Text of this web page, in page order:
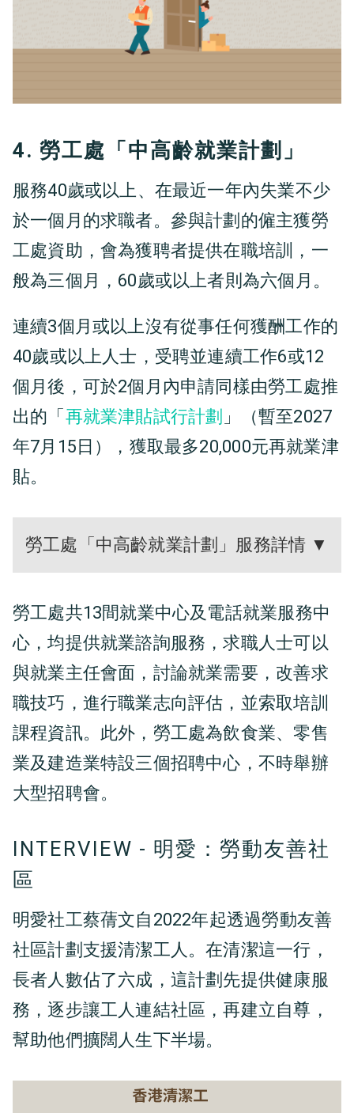
4. 勞工處「中高齡就業計劃」
服務40歲或以上、在最近一年內失業不少
於一個月的求職者。參與計劃的僱主獲勞
工處資助，會為獲聘者提供在職培訓，一
般為三個月，60歲或以上者則為六個月。
連續3個月或以上沒有從事任何獲酬工作的
40歲或以上人士，受聘並連續工作6或12
個月後，可於2個月內申請同樣由勞工處推
出的「 再就業津貼試行計劃 」（暫至2027
年7月15日），獲取最多20,000元再就業津
貼。
勞工處「中高齡就業計劃」服務詳情 ▼
勞工處共13間就業中心及電話就業服務中
心，均提供就業諮詢服務，求職人士可以
與就業主任會面，討論就業需要，改善求
職技巧，進行職業志向評估，並索取培訓
課程資訊。此外，勞工處為飲食業、零售
業及建造業特設三個招聘中心，不時舉辦
大型招聘會。
INTERVIEW - 明愛： 勞動友善社
區
明愛社工蔡蒨文自2022年起透過勞動友善
社區計劃支援清潔工人。在清潔這一行，
長者人數佔了六成，這計劃先提供健康服
務，逐步讓工人連結社區，再建立自尊，
幫助他們擴闊人生下半場。